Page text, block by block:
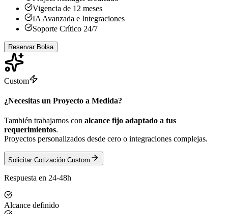
Vigencia de 12 meses
IA Avanzada e Integraciones
Soporte Crítico 24/7
Reservar Bolsa
Custom
¿Necesitas un Proyecto a Medida?
También trabajamos con alcance fijo adaptado a tus
requerimientos.
Proyectos personalizados desde cero o integraciones complejas.
Solicitar Cotización Custom
Respuesta en 24-48h
Alcance definido